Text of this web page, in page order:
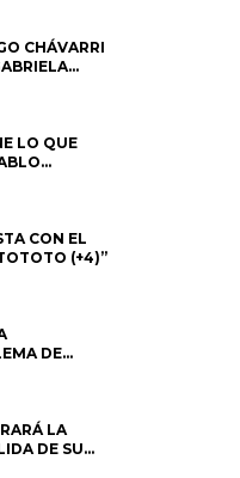
CHÁVARRI
SALIDA
LO QUE
“UNA
EL
CON EL
(+4)”
DE
DE
UN
LA
DE SU
CON